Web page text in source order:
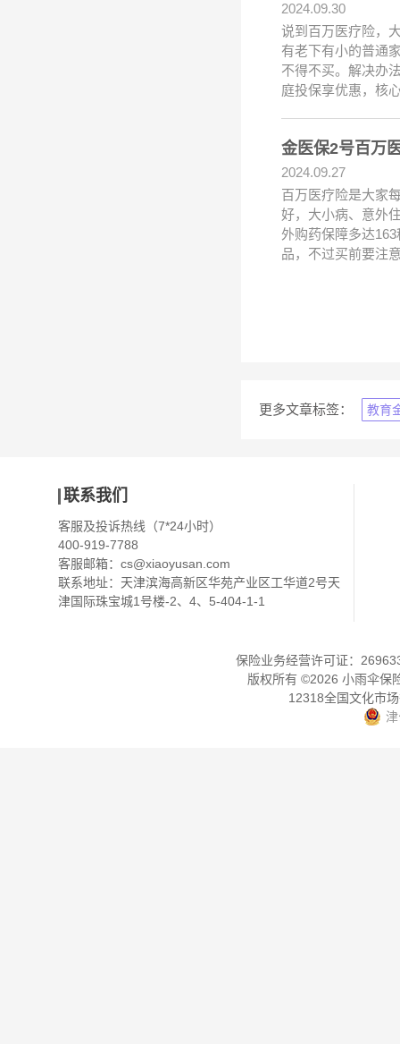
2024.09.30
说到百万医疗险，
有老下有小的普通
不得不买。解决办
庭投保享优惠，核
金医保2号百万
2024.09.27
百万医疗险是大家
好，大小病、意外
外购药保障多达
品，不过买前要注
更多文章标签： 教育
联系我们
客服及投诉热线（7*24小时）
400-919-7788
客服邮箱： cs@xiaoyusan.com
联系地址：天津滨海高新区华苑产业区工华道2号天
津国际珠宝城1号楼-2、4、5-404-1-1
保险业务经营许可证：
版权所有 ©2026 小雨伞保
12318全国文化市